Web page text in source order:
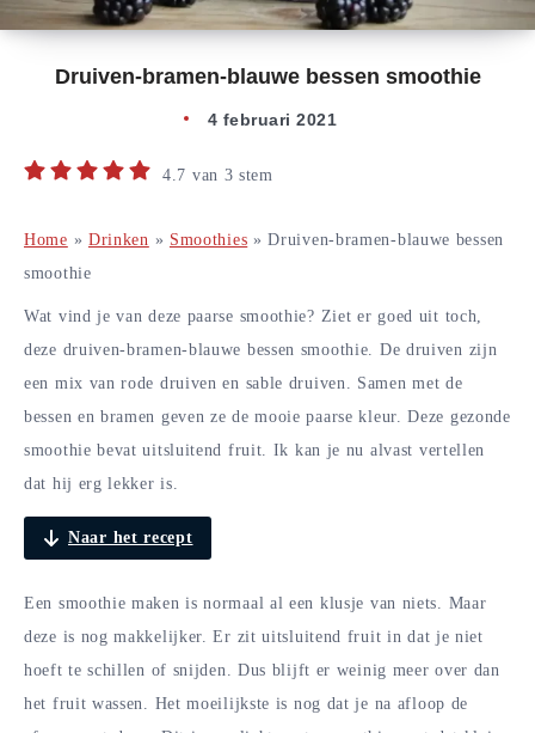
Druiven-bramen-blauwe bessen smoothie
4 februari 2021
4.7 van 3 stem
Home » Drinken » Smoothies »Druiven-bramen-blauwe bessen
smoothie
Wat vind je van deze paarse smoothie? Ziet er goed uit toch,
deze druiven-bramen-blauwe bessen smoothie. De druiven zijn
een mix van rode druiven en sable druiven. Samen met de
bessen en bramen geven ze de mooie paarse kleur. Deze gezonde
smoothie bevat uitsluitend fruit. Ik kan je nu alvast vertellen
dat hij erg lekker is.
Naar het recept
Een smoothie maken is normaal al een klusje van niets. Maar
deze is nog makkelijker. Er zit uitsluitend fruit in dat je niet
hoeft te schillen of snijden. Dus blijft er weinig meer over dan
het fruit wassen. Het moeilijkste is nog dat je na afloop de